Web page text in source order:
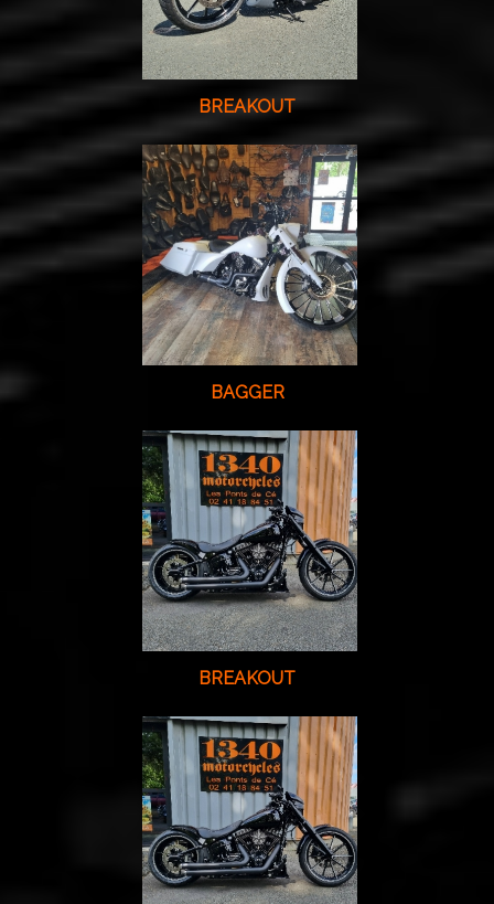
BREAKOUT
BAGGER
BREAKOUT